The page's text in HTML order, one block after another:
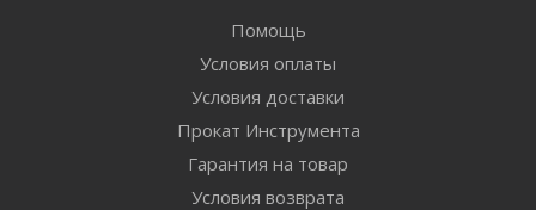
Помощь
Условия оплаты
Условия доставки
Прокат Инструмента
Гарантия на товар
Условия возврата